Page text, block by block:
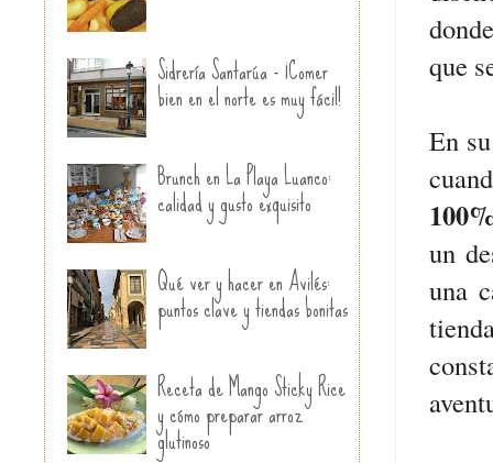
que
En
un
una
Sidrería Santarúa - ¡Comer
bien en el norte es muy fácil!
Brunch en La Playa Luanco:
calidad y gusto exquisito
Qué ver y hacer en Avilés:
puntos clave y tiendas bonitas
Receta de Mango Sticky Rice
y cómo preparar arroz
glutinoso